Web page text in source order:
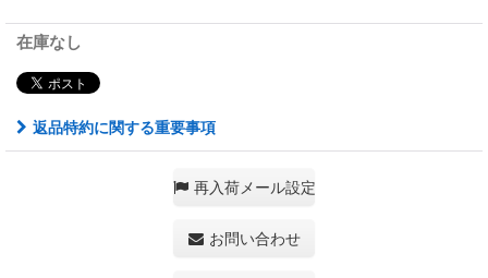
在庫なし
返品特約に関する重要事項
再入荷メール設定
お問い合わせ